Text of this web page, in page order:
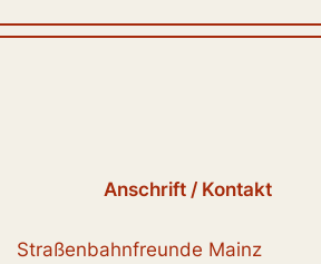
Anschrift / Kontakt
Straßenbahnfreunde Mainz